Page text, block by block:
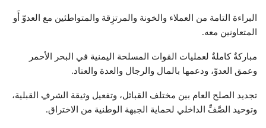
البراءة التامة من العملاء والخونة والمرتزِقة والمتواطئين مع العدوّ أَو
المتعاونين معه.
مباركةٌ كاملةٌ لعمليات القوات المسلحة اليمنية في البحر الأحمر
وعمق العدوّ، ودعمها بالمال والرجال والعدة والعتاد.
تجديد الصلح العام بين مختلف القبائل، وتفعيل وثيقة الشرفِ القبلية،
وتوحيد الصَّفِّ الداخلي لحماية الجبهة الوطنية من الاختراق.